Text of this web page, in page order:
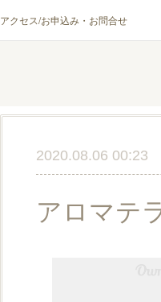
アクセス/お申込み・お問合せ
2020.08.06 00:23
アロマテ